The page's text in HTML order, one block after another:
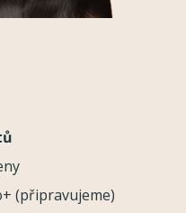
(připravujeme)